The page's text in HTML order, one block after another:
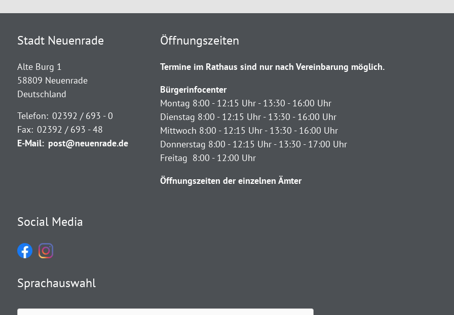
Stadt Neuenrade
Alte Burg 1
58809 Neuenrade
Deutschland
Telefon: 02392 / 693 - 0
Fax: 02392 / 693 - 48
E-Mail: post@neuenrade.de
Öffnungszeiten
Termine im Rathaus sind nur nach Vereinbarung möglich.
Bürgerinfocenter
Montag 8:00 - 12:15 Uhr - 13:30 - 16:00 Uhr
Dienstag 8:00 - 12:15 Uhr - 13:30 - 16:00 Uhr
Mittwoch 8:00 - 12:15 Uhr - 13:30 - 16:00 Uhr
Donnerstag 8:00 - 12:15 Uhr - 13:30 - 17:00 Uhr
Freitag 8:00 - 12:00 Uhr
Öffnungszeiten der einzelnen Ämter
Social Media
Sprachauswahl